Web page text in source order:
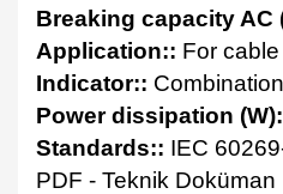
Breaking capacity AC
Application:: For
Indicator::
Power dissipation
Standards:: IEC
PDF - Teknik Doküman